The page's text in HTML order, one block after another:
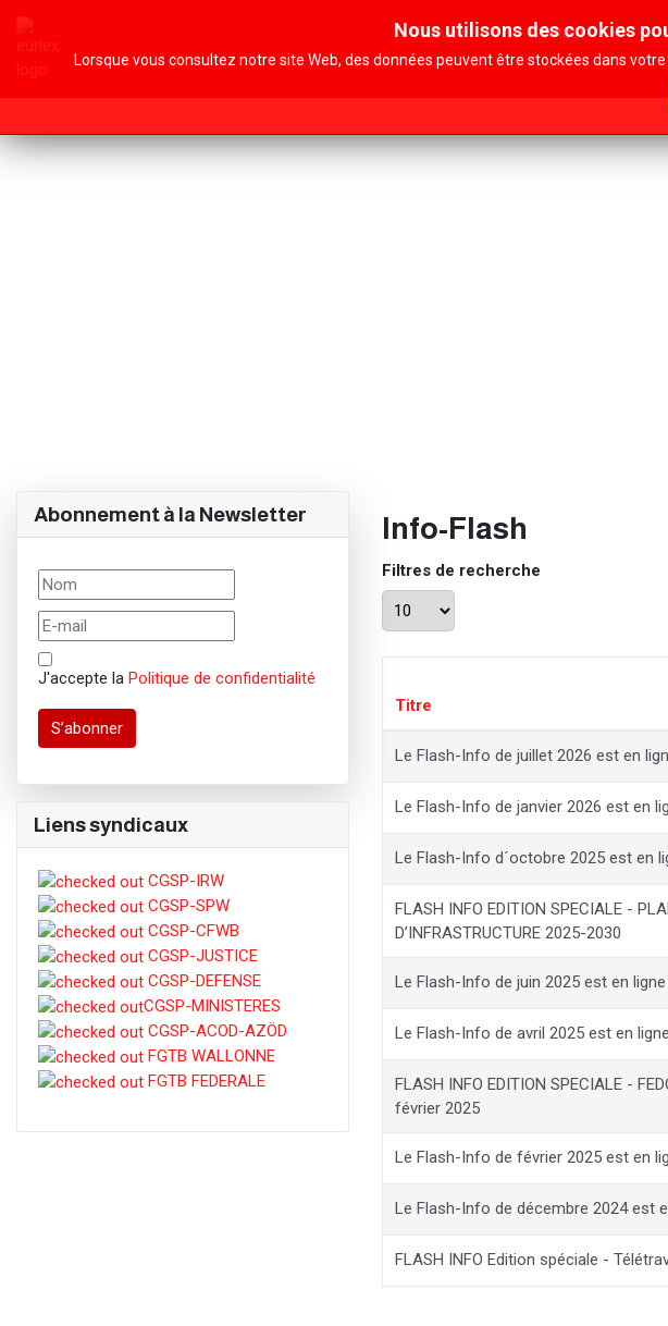
Accueil Contact
Info-Flash
Filtres de recherche
Afficher #
Titre
Le Flash-Info de juillet 2026 est en
Le Flash-Info de janvier 2026 est en
Le Flash-Info d´octobre 2025 est en
FLASH INFO EDITION SPECIALE -
D’INFRASTRUCTURE 2025-2030
Le Flash-Info de juin 2025 est en ligne
Le Flash-Info de avril 2025 est en ligne
FLASH INFO EDITION SPECIALE -
février 2025
Le Flash-Info de février 2025 est en
Le Flash-Info de décembre 2024 est
FLASH INFO Edition spéciale -
Abonnement à la Newsletter
J'accepte la Politique de confidentialité
S’abonner
Liens syndicaux
CGSP-IRW
CGSP-SPW
CGSP-CFWB
CGSP-JUSTICE
CGSP-DEFENSE
CGSP-MINISTERES
CGSP-ACOD-AZÖD
FGTB WALLONNE
FGTB FEDERALE
Nous utilisons des cookies
Lorsque vous consultez notre site Web, des données peuvent être stockées dans